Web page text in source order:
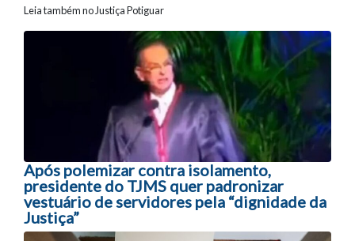
Leia também no Justiça Potiguar
Navegação entre posts
Após polemizar contra isolamento,
presidente do TJMS quer padronizar
vestuário de servidores pela “dignidade da
Justiça”